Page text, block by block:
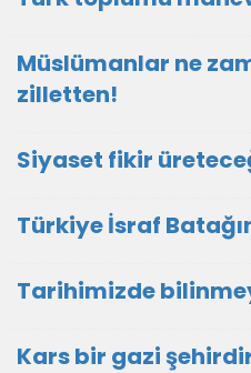
Müslümanlar ne
zilletten!
Siyaset fikir
Türkiye İsraf
Tarihimizde
Kars bir gazi